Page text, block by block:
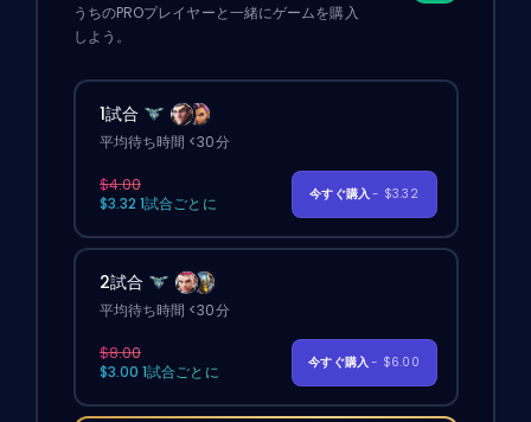
うちのPROプレイヤーと一緒にゲームを購入
しよう。
1試合
平均待ち時間 <30分
$4.00
$3.32 1試合ごとに
今すぐ購入- $3.32
2試合
平均待ち時間 <30分
$8.00
$3.00 1試合ごとに
今すぐ購入- $6.00